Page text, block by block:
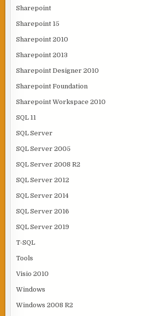
Sharepoint
Sharepoint 15
Sharepoint 2010
Sharepoint 2013
Sharepoint Designer 2010
Sharepoint Foundation
Sharepoint Workspace 2010
SQL 11
SQL Server
SQL Server 2005
SQL Server 2008 R2
SQL Server 2012
SQL Server 2014
SQL Server 2016
SQL Server 2019
T-SQL
Tools
Visio 2010
Windows
Windows 2008 R2